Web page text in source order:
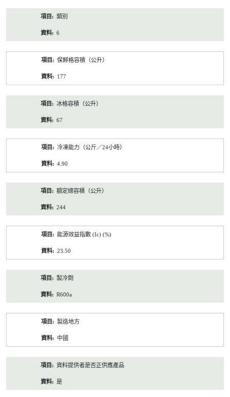
類別
6
保鮮格容積（公升）
177
冰格容積（公升）
67
冷凍能力（公斤／24小時）
4.90
額定總容積（公升）
244
能源效益指數 (Iε) (%)
23.50
製冷劑
R600a
製造地方
中國
資料提供者是否正供應產品
是